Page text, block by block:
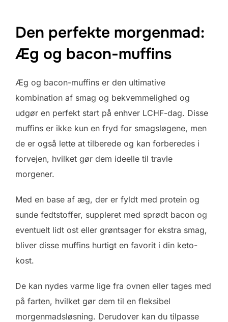
Den perfekte morgenmad:
Æg og bacon-muffins
Æg og bacon-muffins er den ultimative
kombination af smag og bekvemmelighed og
udgør en perfekt start på enhver LCHF-dag. Disse
muffins er ikke kun en fryd for smagsløgene, men
de er også lette at tilberede og kan forberedes i
forvejen, hvilket gør dem ideelle til travle
morgener.
Med en base af æg, der er fyldt med protein og
sunde fedtstoffer, suppleret med sprødt bacon og
eventuelt lidt ost eller grøntsager for ekstra smag,
bliver disse muffins hurtigt en favorit i din keto-
kost.
De kan nydes varme lige fra ovnen eller tages med
på farten, hvilket gør dem til en fleksibel
morgenmadsløsning. Derudover kan du tilpasse